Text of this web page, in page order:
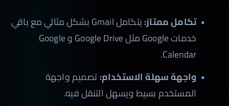
تكامل ممتاز:
يتكامل Gmail بشكل مثالي مع باقي
خدمات Google مثل Google Drive و Google
Calendar.
واجهة سهلة الاستخدام:تصميم واجهة
المستخدم بسيط ويسهل التنقل فيه.